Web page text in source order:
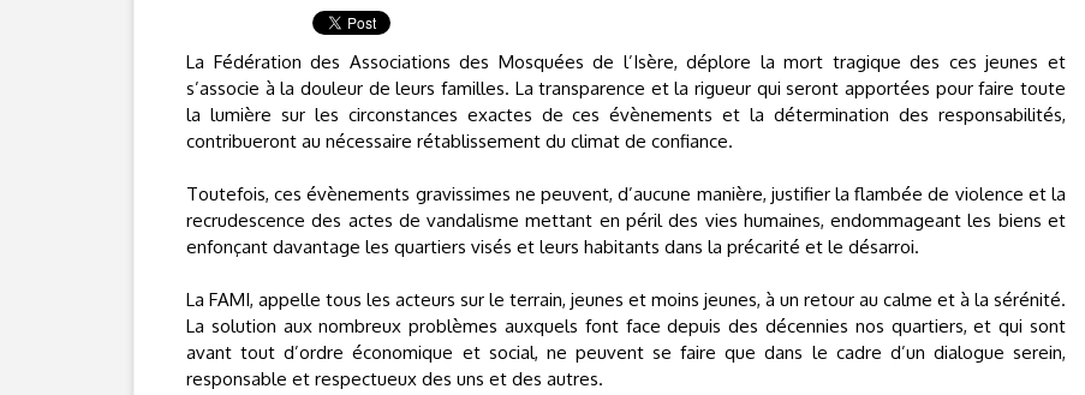
La Fédération des Associations des Mosquées de l’Isère, déplore la mort tragique des ces jeunes et
s’associe à la douleur de leurs familles. La transparence et la rigueur qui seront apportées pour faire toute
la lumière sur les circonstances exactes de ces évènements et la détermination des responsabilités,
contribueront au nécessaire rétablissement du climat de confiance.
Toutefois, ces évènements gravissimes ne peuvent, d’aucune manière, justifier la flambée de violence et la
recrudescence des actes de vandalisme mettant en péril des vies humaines, endommageant les biens et
enfonçant davantage les quartiers visés et leurs habitants dans la précarité et le désarroi.
La FAMI, appelle tous les acteurs sur le terrain, jeunes et moins jeunes, à un retour au calme et à la sérénité.
La solution aux nombreux problèmes auxquels font face depuis des décennies nos quartiers, et qui sont
avant tout d’ordre économique et social, ne peuvent se faire que dans le cadre d’un dialogue serein,
responsable et respectueux des uns et des autres.